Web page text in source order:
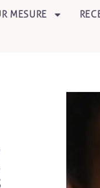
MESURE